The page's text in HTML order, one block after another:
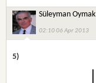
Süleyman Oymak
02:10 06 Apr 2013
5)